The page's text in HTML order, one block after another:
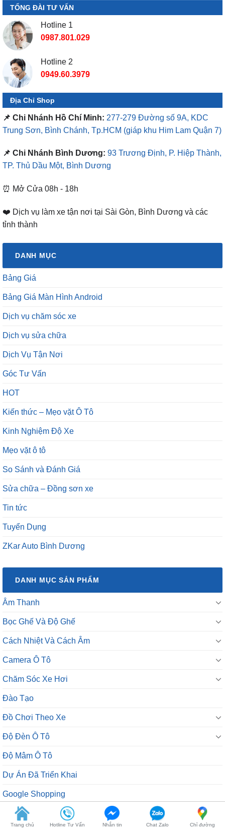
TỔNG ĐÀI TƯ VẤN
Hotline 1
0987.801.029
Hotline 2
0949.60.3979
Địa Chỉ Shop
📌 Chi Nhánh Hồ Chí Minh: 277-279 Đường số 9A, KDC
Trung Sơn, Bình Chánh, Tp.HCM (giáp khu Him Lam Quận 7)
📌 Chi Nhánh Bình Dương: 93 Trương Định, P. Hiệp Thành,
TP. Thủ Dầu Một, Bình Dương
⏰ Mở Cửa 08h - 18h
❤️ Dịch vụ làm xe tận nơi tại Sài Gòn, Bình Dương và các
tỉnh thành
DANH MỤC
Bảng Giá
Bảng Giá Màn Hình Android
Dịch vụ chăm sóc xe
Dịch vụ sửa chữa
Dịch Vụ Tận Nơi
Góc Tư Vấn
HOT
Kiến thức – Mẹo vặt Ô Tô
Kinh Nghiệm Độ Xe
Mẹo vặt ô tô
So Sánh và Đánh Giá
Sửa chữa – Đồng sơn xe
Tin tức
Tuyển Dụng
ZKar Auto Bình Dương
DANH MỤC SẢN PHẨM
Âm Thanh
Bọc Ghế Và Độ Ghế
Cách Nhiệt Và Cách Âm
Camera Ô Tô
Chăm Sóc Xe Hơi
Đào Tạo
Đồ Chơi Theo Xe
Độ Đèn Ô Tô
Độ Mâm Ô Tô
Dự Án Đã Triển Khai
Google Shopping
Màn Hình Ô Tô
Trang chủ Hotline Tư Vấn Nhắn tin Chat Zalo Chỉ đường